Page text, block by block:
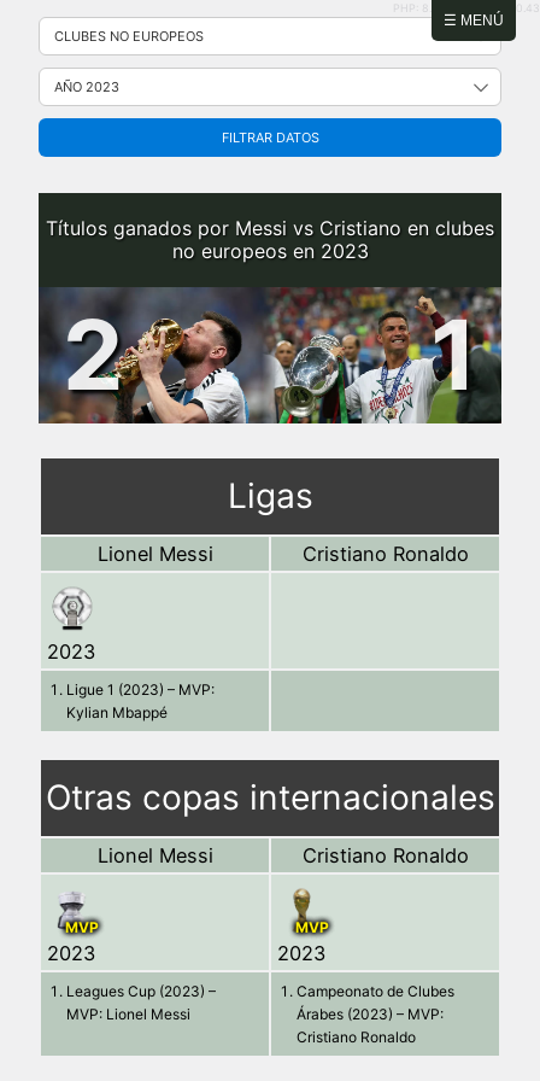
☰ MENÚ
Saltar
contenido
PHP: 8.2.31 | MySQL: 8.0.43
FILTRAR DATOS
Títulos ganados por Messi vs Cristiano en clubes
no europeos en 2023
2 1
Ligas
Lionel Messi Cristiano Ronaldo
2023
Ligue 1 (2023) – MVP:
Kylian Mbappé
Otras copas internacionales
Lionel Messi Cristiano Ronaldo
MVP
2023
MVP
2023
Leagues Cup (2023) –
MVP: Lionel Messi
Campeonato de Clubes
Árabes (2023) – MVP:
Cristiano Ronaldo